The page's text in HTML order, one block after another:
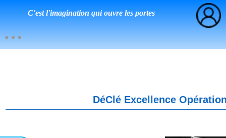
C'est l'imagination qui ouvre les portes
DéClé Excellence